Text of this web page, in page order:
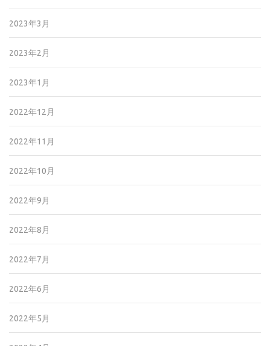
2023年3月
2023年2月
2023年1月
2022年12月
2022年11月
2022年10月
2022年9月
2022年8月
2022年7月
2022年6月
2022年5月